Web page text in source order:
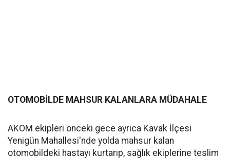
OTOMOBİLDE MAHSUR KALANLARA MÜDAHALE
AKOM ekipleri önceki gece ayrıca Kavak İlçesi
Yenigün Mahallesi'nde yolda mahsur kalan
otomobildeki hastayı kurtarıp, sağlık ekiplerine teslim